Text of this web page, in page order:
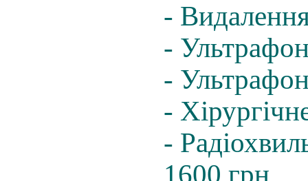
-
-
-
-
-
1600 грн